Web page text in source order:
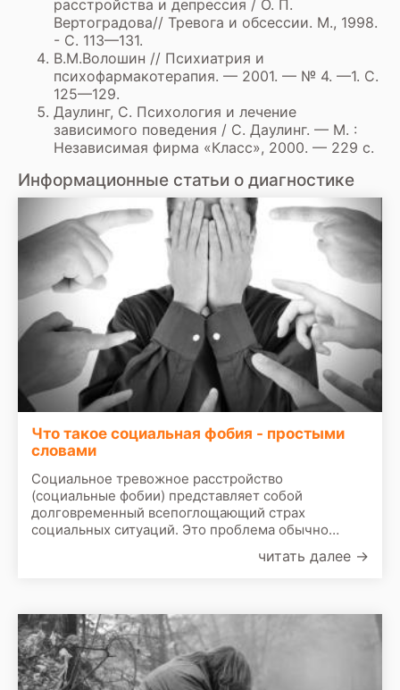
расстройства и депрессия / О. П.
Вертоградова// Тревога и обсессии. М., 1998.
- С. 113—131.
B.М.Волошин // Психиатрия и
психофармакотерапия. — 2001. — № 4. —1. C.
125—129.
Даулинг, С. Психология и лечение
зависимого поведения / С. Даулинг. — М. :
Независимая фирма «Класс», 2000. — 229 с.
Информационные статьи о диагностике
Что такое cоциальная фобия - простыми
словами
Социальное тревожное расстройство
(социальные фобии) представляет собой
долговременный всепоглощающий страх
социальных ситуаций. Это проблема обычно
некоторых пациентов становится лучше или
читать далее →